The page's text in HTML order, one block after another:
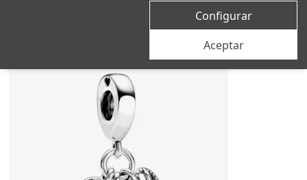
Configurar
Aceptar